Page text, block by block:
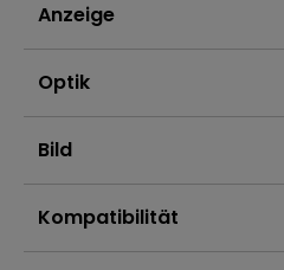
Anzeige
Optik
Bild
Kompatibilität